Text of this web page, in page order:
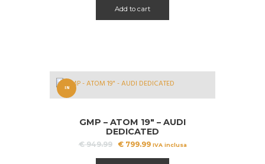
Add to cart
IN
GMP – ATOM 19″ – AUDI
DEDICATED
€949.99
Il
€799.99IlIVA inclusa